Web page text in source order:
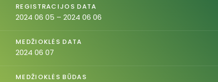
REGISTRACIJOS DATA
2024 06 05 – 2024 06 06
MEDŽIOKLĖS DATA
2024 06 07
MEDŽIOKLĖS BŪDAS